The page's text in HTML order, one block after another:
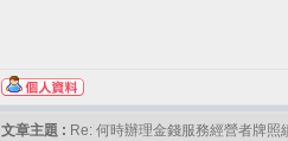
文章主題 : Re: 何時辦理金錢服務經營者牌照